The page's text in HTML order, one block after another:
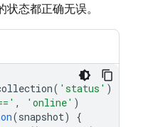
状态都正确无误。
( 'status' )
, 'online' )
(snapshot)
{